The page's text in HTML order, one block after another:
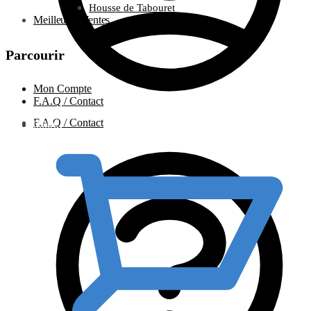
F.A.Q / Contact
Housse de Tabouret
Meilleures Ventes
Parcourir
Mon Compte
F.A.Q / Contact
0.00€